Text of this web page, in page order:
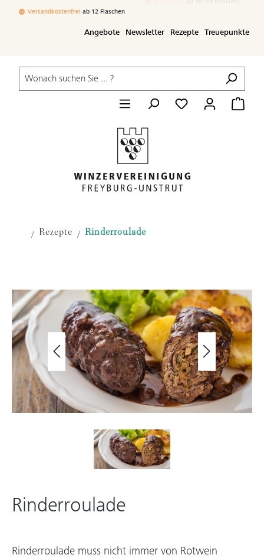
Zum Hauptinhalt springen
Versandkostenfrei ab 12 Flaschen
Angebote Newsletter Rezepte Treuepunkte
Rezepte Rinderroulade
Rinderroulade
Rinderroulade muss nicht immer von Rotwein